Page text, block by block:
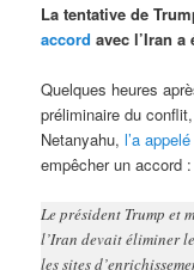
La tentative de
accord avec l’Iran a
Quelques heures
préliminaire du
Netanyahu,l’a
empêcher un accord :
Le président Trump et
l’Iran devait éliminer
les sites